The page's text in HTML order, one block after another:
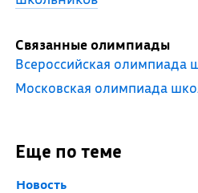
Связанные олимпиады
Всероссийская олимпиада
Московская олимпиада
Еще по теме
Новость